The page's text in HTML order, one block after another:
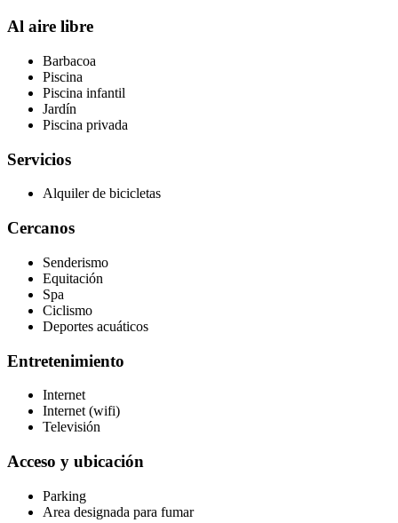
Al aire libre
Barbacoa
Piscina
Piscina infantil
Jardín
Piscina privada
Servicios
Alquiler de bicicletas
Cercanos
Senderismo
Equitación
Spa
Ciclismo
Deportes acuáticos
Entretenimiento
Internet
Internet (wifi)
Televisión
Acceso y ubicación
Parking
Area designada para fumar